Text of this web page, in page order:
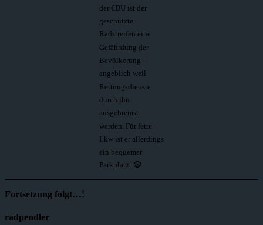
der €DU ist der
geschützte
Radstreifen eine
Gefährdung der
Bevölkerung –
angeblich weil
Rettungsdienste
durch ihn
ausgebremst
werden. Für fette
Lkw ist er allerdings
ein bequemer
Parkplatz. 🤡
Fortsetzung folgt…!
radpendler